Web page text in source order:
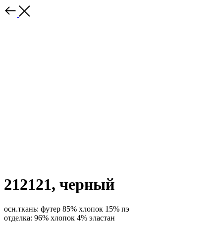
212121, черный
осн.ткань: футер 85% хлопок 15% пэ
отделка: 96% хлопок 4% эластан